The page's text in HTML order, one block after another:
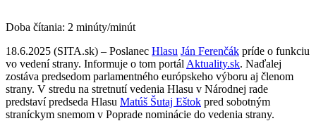
Doba čítania: 2 minúty/minút
18.6.2025 (SITA.sk) – Poslanec Hlasu Ján Ferenčák príde o funkciu
vo vedení strany. Informuje o tom portál Aktuality.sk. Naďalej
zostáva predsedom parlamentného európskeho výboru aj členom
strany. V stredu na stretnutí vedenia Hlasu v Národnej rade
predstaví predseda Hlasu Matúš Šutaj Eštok pred sobotným
straníckym snemom v Poprade nominácie do vedenia strany.